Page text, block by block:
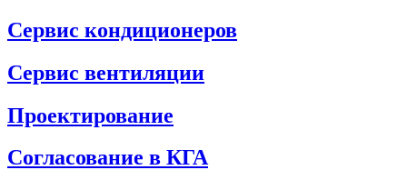
Сервис кондиционеров
Сервис вентиляции
Проектирование
Согласование в КГА